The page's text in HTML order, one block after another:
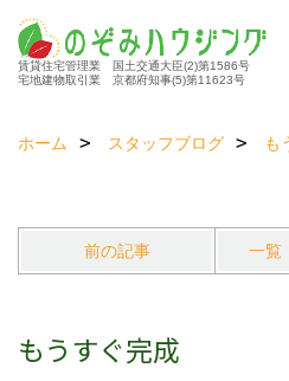
賃貸住宅管理業 国土交通大臣(2)第1586号
宅地建物取引業 京都府知事(5)第11623号
ホーム スタッフブログ も
前の記事 一覧
もうすぐ完成